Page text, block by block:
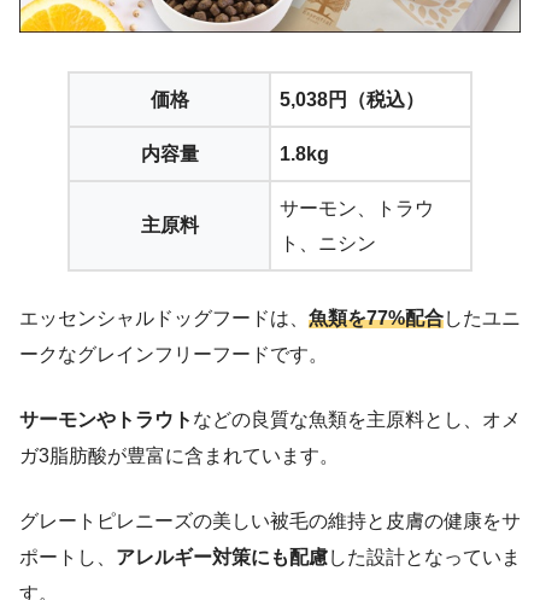
価格 5,038円（税込）
内容量 1.8kg
主原料
サーモン、トラウ
ト、ニシン
エッセンシャルドッグフードは、 魚類を77%配合したユニ
ークなグレインフリーフードです。
サーモンやトラウト などの良質な魚類を主原料とし、オメ
ガ3脂肪酸が豊富に含まれています。
グレートピレニーズの美しい被毛の維持と皮膚の健康をサ
ポートし、 アレルギー対策にも配慮した設計となっていま
す。